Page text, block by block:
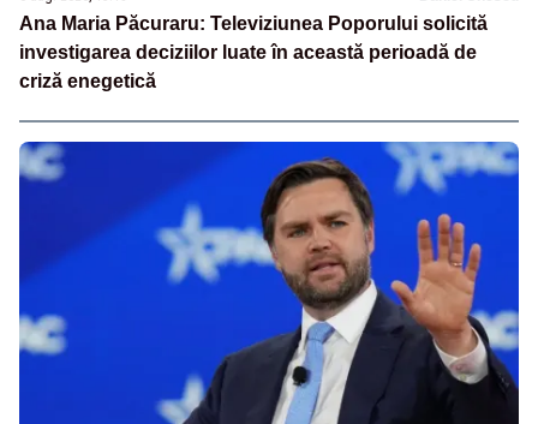
Ana Maria Păcuraru: Televiziunea Poporului solicită
investigarea deciziilor luate în această perioadă de
criză enegetică